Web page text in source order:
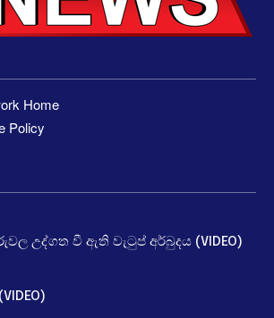
Home
Policy
උද්ගත වී ඇති වැටුප් අර්බුදය (VIDEO)